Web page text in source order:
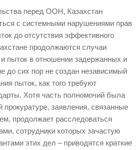
перед ООН, Казахстан
с системными нарушениями прав
до отсутствия эффективного
продолжаются случаи
пыток в отношении задержанных и
до сих пор не создан независимый
пыток, как того требуют
Хотя часть полномочий была
прокуратуре, заявления, связанные
продолжает расследоваться
сотрудники которых зачастую
этих дел – приводятся краткие